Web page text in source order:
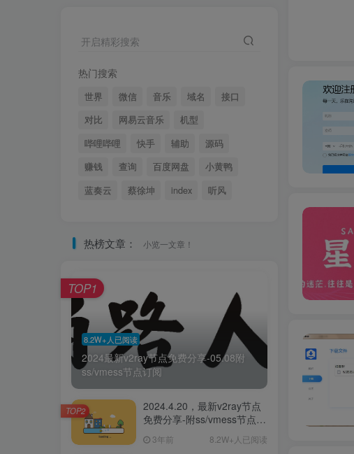
开启精彩搜索
热门搜索
世界 微信 音乐 域名
接口
对比
网易云音乐
机型
哔哩哔哩
快手 辅助
源码
赚钱
查询 百度网盘
小黄鸭
蓝奏云
蔡徐坤 index 听风
热榜文章： 小览一文章！
8.2W+人已阅读
2024最新v2ray节点免费分享-05.08附
ss/vmess节点订阅
TOP1
2024.4.20，最新v2ray节点
免费分享-附ss/vmess节点订
3年前 8.2W+人已阅读
TOP2